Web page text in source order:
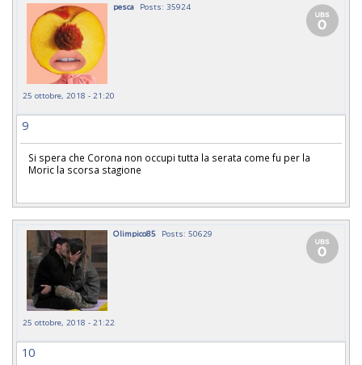
pesca Posts: 35924
25 ottobre, 2018 - 21:20
9
Si spera che Corona non occupi tutta la serata come fu per la
Moric la scorsa stagione
Olimpico85 Posts: 50629
25 ottobre, 2018 - 21:22
10